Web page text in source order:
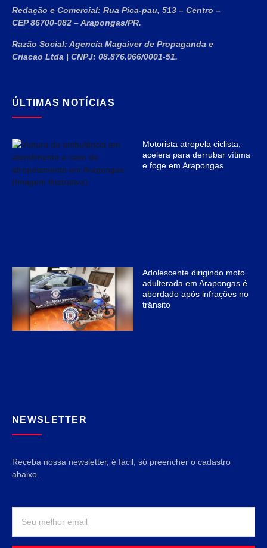
Redação e Comercial: Rua Pica-pau, 513 – Centro –
CEP 86700-082 – Arapongas/PR.
Razão Social: Agencia Magaiver de Propaganda e
Criacao Ltda | CNPJ: 08.876.066/0001-51.
ÚLTIMAS NOTÍCIAS
Motorista atropela ciclista,
acelera para derrubar vítima
e foge em Arapongas
Adolescente dirigindo moto
adulterada em Arapongas é
abordado após infrações no
trânsito
NEWSLETTER
Receba nossa newsletter, é fácil, só preencher o cadastro
abaixo.